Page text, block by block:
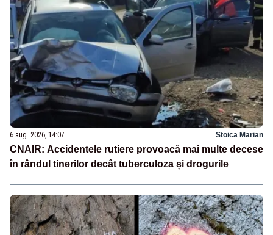
6 aug. 2026, 14:07 Stoica Marian
CNAIR: Accidentele rutiere provoacă mai multe decese
în rândul tinerilor decât tuberculoza și drogurile